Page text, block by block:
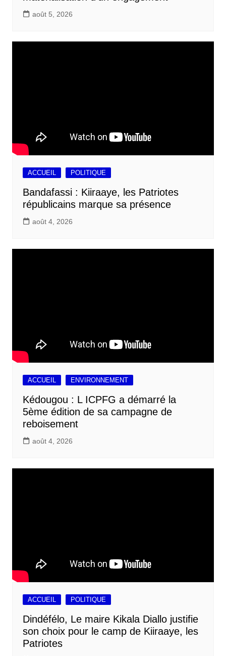
août 5, 2026
ACCUEIL POLITIQUE
Bandafassi : Kiiraaye, les Patriotes
républicains marque sa présence
août 4, 2026
ACCUEIL ENVIRONNEMENT
Kédougou : L ICPFG a démarré la
5ème édition de sa campagne de
reboisement
août 4, 2026
ACCUEIL POLITIQUE
Dindéfélo, Le maire Kikala Diallo justifie
son choix pour le camp de Kiiraaye, les
Patriotes